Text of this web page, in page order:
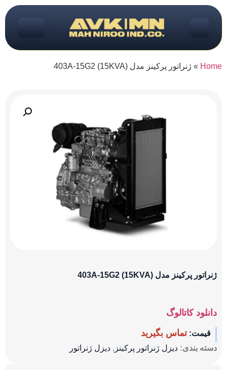
Home
» ژنراتور پرکینز مدل (15KVA) 403A-15G2
ژنراتور پرکینز مدل (15KVA) 403A-15G2
دانلود کاتالوگ
قیمت: تماس بگیرید
دسته بندی: دیزل ژنراتور پرکینز , دیزل ژنراتور